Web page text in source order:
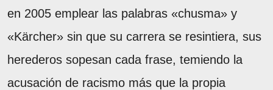
en 2005 emplear las palabras «chusma» y
«Kärcher» sin que su carrera se resintiera, sus
herederos sopesan cada frase, temiendo la
acusación de racismo más que la propia